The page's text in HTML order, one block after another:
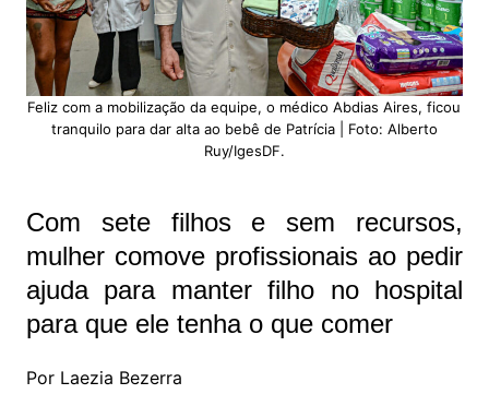
Feliz com a mobilização da equipe, o médico Abdias Aires, ficou
tranquilo para dar alta ao bebê de Patrícia | Foto: Alberto
Ruy/IgesDF.
Com sete filhos e sem recursos,
mulher comove profissionais ao pedir
ajuda para manter filho no hospital
para que ele tenha o que comer
Por Laezia Bezerra